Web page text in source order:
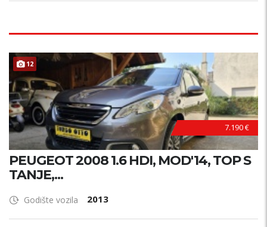
12
7.190 €
PEUGEOT 2008 1.6 HDI, MOD'14, TOP S
TANJE,...
Godište vozila 2013